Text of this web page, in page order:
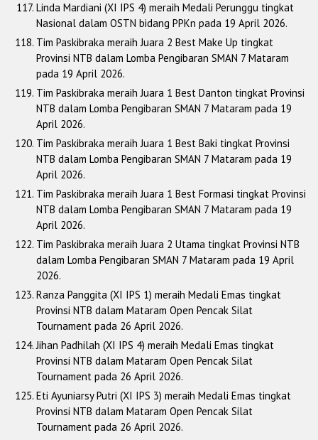
Linda Mardiani (XI IPS 4) meraih Medali Perunggu tingkat
Nasional dalam OSTN bidang PPKn pada 19 April 2026.
Tim Paskibraka meraih Juara 2 Best Make Up tingkat
Provinsi NTB dalam Lomba Pengibaran SMAN 7 Mataram
pada 19 April 2026.
Tim Paskibraka meraih Juara 1 Best Danton tingkat Provinsi
NTB dalam Lomba Pengibaran SMAN 7 Mataram pada 19
April 2026.
Tim Paskibraka meraih Juara 1 Best Baki tingkat Provinsi
NTB dalam Lomba Pengibaran SMAN 7 Mataram pada 19
April 2026.
Tim Paskibraka meraih Juara 1 Best Formasi tingkat Provinsi
NTB dalam Lomba Pengibaran SMAN 7 Mataram pada 19
April 2026.
Tim Paskibraka meraih Juara 2 Utama tingkat Provinsi NTB
dalam Lomba Pengibaran SMAN 7 Mataram pada 19 April
2026.
Ranza Panggita (XI IPS 1) meraih Medali Emas tingkat
Provinsi NTB dalam Mataram Open Pencak Silat
Tournament pada 26 April 2026.
Jihan Padhilah (XI IPS 4) meraih Medali Emas tingkat
Provinsi NTB dalam Mataram Open Pencak Silat
Tournament pada 26 April 2026.
Eti Ayuniarsy Putri (XI IPS 3) meraih Medali Emas tingkat
Provinsi NTB dalam Mataram Open Pencak Silat
Tournament pada 26 April 2026.